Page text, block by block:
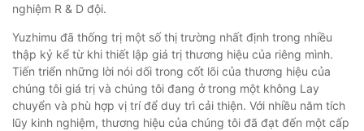
nghiệm R & D đội.
Yuzhimu đã thống trị một số thị trường nhất định trong nhiều
thập kỷ kể từ khi thiết lập giá trị thương hiệu của riêng mình.
Tiến triển những lời nói dối trong cốt lõi của thương hiệu của
chúng tôi giá trị và chúng tôi đang ở trong một không Lay
chuyển và phù hợp vị trí để duy trì cải thiện. Với nhiều năm tích
lũy kinh nghiệm, thương hiệu của chúng tôi đã đạt đến một cấp